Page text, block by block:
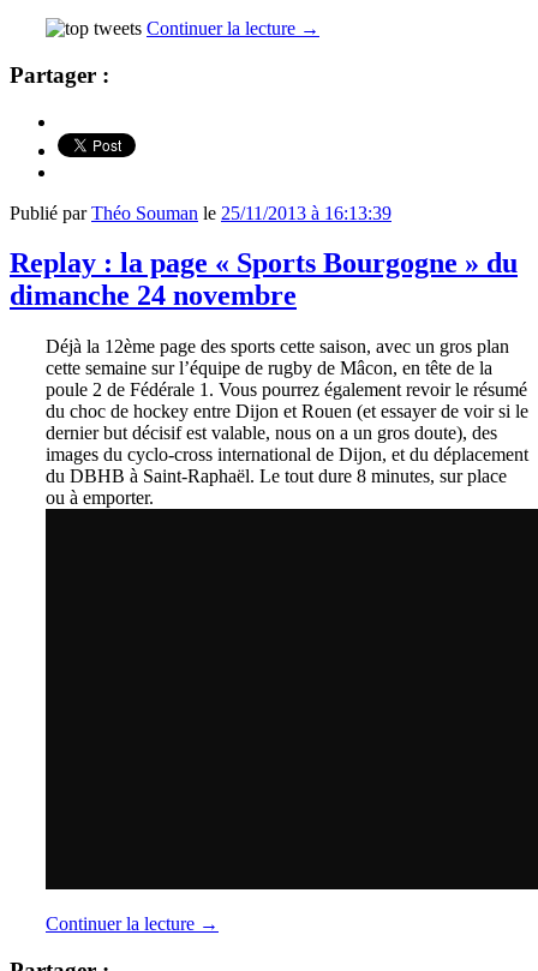
Continuer la lecture →
Partager :
Publié parThéo Souman le 25/11/2013 à 16:13:39
Replay : la page « Sports Bourgogne » du
dimanche 24 novembre
Déjà la 12ème page des sports cette saison, avec un gros plan
cette semaine sur l’équipe de rugby de Mâcon, en tête de la
poule 2 de Fédérale 1. Vous pourrez également revoir le résumé
du choc de hockey entre Dijon et Rouen (et essayer de voir si le
dernier but décisif est valable, nous on a un gros doute), des
images du cyclo-cross international de Dijon, et du déplacement
du DBHB à Saint-Raphaël. Le tout dure 8 minutes, sur place
ou à emporter.
Continuer la lecture →